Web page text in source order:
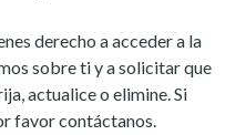
derecho a acceder a la
sobre ti y a solicitar que
actualice o elimine. Si
favor contáctanos.